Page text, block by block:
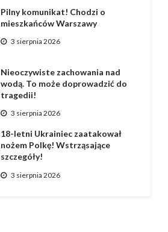
Pilny komunikat! Chodzi o
mieszkańców Warszawy
3 sierpnia 2026
Nieoczywiste zachowania nad
wodą. To może doprowadzić do
tragedii!
3 sierpnia 2026
18-letni Ukrainiec zaatakował
nożem Polkę! Wstrząsające
szczegóły!
3 sierpnia 2026